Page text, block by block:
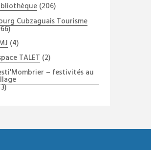
(206)
Cubzaguais Tourisme
(4)
TALET (2)
– festivités au